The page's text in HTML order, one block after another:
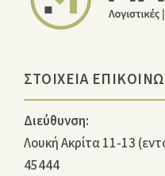
ΣΤΟΙΧΕΙΑ
Διεύθυνση:
Λουκή Ακρίτα 11-13
45444